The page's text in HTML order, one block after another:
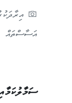
އަސާސްތައް